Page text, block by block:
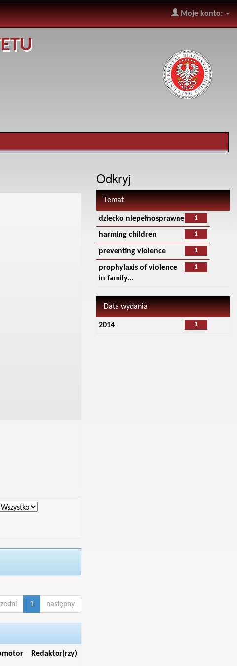
Moje konto:
1 następny
Redaktor(rzy)
Odkryj
Temat
1
dziecko niepełnosprawne
1
harming children
1
preventing violence
1
prophylaxis of violence
in family...
Data wydania
1
2014